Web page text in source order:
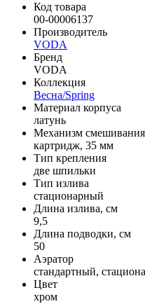
Код товара
00-00006137
Производитель
VODA
Бренд
VODA
Коллекция
Весна/Spring
Материал корпуса
латунь
Механизм смешивания
картридж, 35 мм
Тип крепления
две шпильки
Тип излива
стационарный
Длина излива, см
9,5
Длина подводки, см
50
Аэратор
стандартный,
Цвет
хром